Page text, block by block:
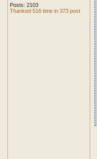
Posts: 2103
Thanked 516 time in 373 post